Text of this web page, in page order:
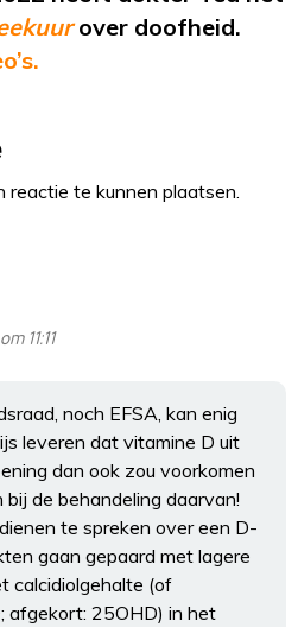
over doofheid.
reactie te kunnen plaatsen.
11:11
noch EFSA, kan enig
leveren dat vitamine D uit
dan ook zou voorkomen
de behandeling daarvan!
te spreken over een D-
gaan gepaard met lagere
calcidiolgehalte (of
25OHD) in het